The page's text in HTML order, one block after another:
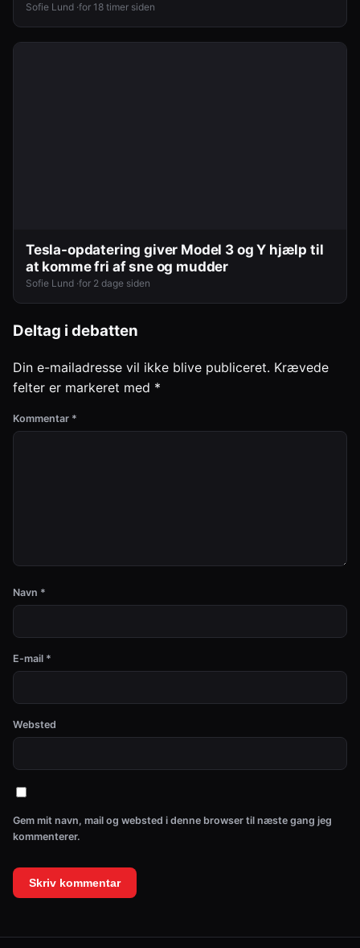
Sofie Lund ·for 18 timer siden
Tesla-opdatering giver Model 3 og Y hjælp til
at komme fri af sne og mudder
Sofie Lund ·for 2 dage siden
Deltag i debatten
Din e-mailadresse vil ikke blive publiceret. Krævede
felter er markeret med *
Kommentar *
Navn *
E-mail *
Websted
Gem mit navn, mail og websted i denne browser til næste gang jeg
kommenterer.